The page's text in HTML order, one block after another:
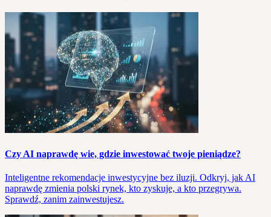
Czy AI naprawdę wie, gdzie inwestować twoje pieniądze?
Inteligentne rekomendacje inwestycyjne bez iluzji. Odkryj, jak AI
naprawdę zmienia polski rynek, kto zyskuje, a kto przegrywa.
Sprawdź, zanim zainwestujesz.